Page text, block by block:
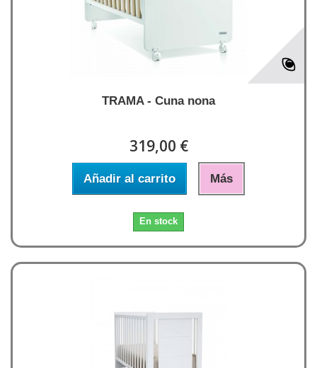
TRAMA - Cuna nona
319,00 €
Añadir al carrito Más
En stock